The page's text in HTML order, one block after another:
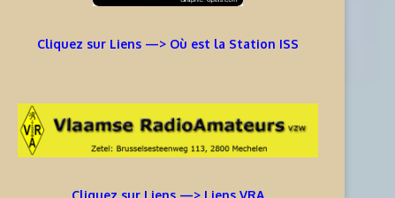
Cliquez sur Liens —> Où est la Station ISS